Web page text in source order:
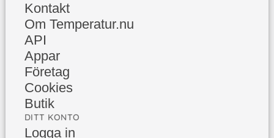
Kontakt
Om Temperatur.nu
API
Appar
Företag
Cookies
Butik
DITT KONTO
Logga in